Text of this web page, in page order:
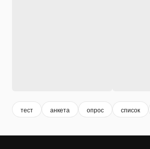
тест анкета опрос список